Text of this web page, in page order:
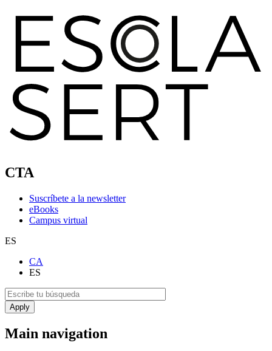
CTA
Suscríbete a la newsletter
eBooks
Campus virtual
ES
CA
ES
Main navigation